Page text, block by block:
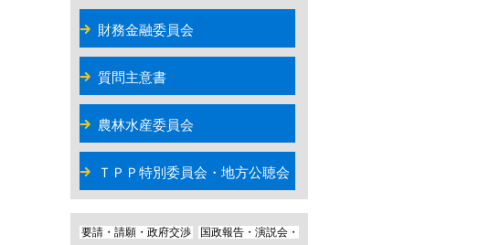
財務金融委員会
質問主意書
農林水産委員会
ＴＰＰ特別委員会・地方公聴会
要請・請願・政府交渉
国政報告・演説会・